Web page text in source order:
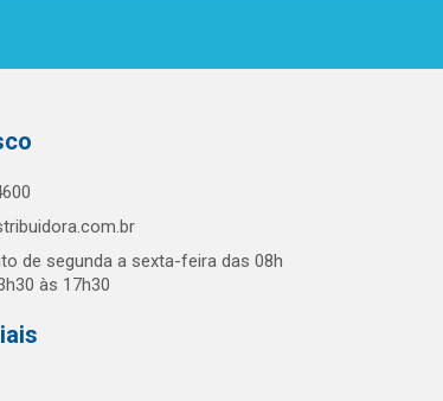
de segunda a sexta-feira das 08h
às 17h30